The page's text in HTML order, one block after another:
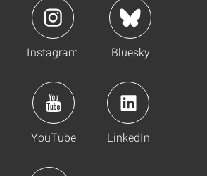
Instagram Bluesky
YouTube LinkedIn